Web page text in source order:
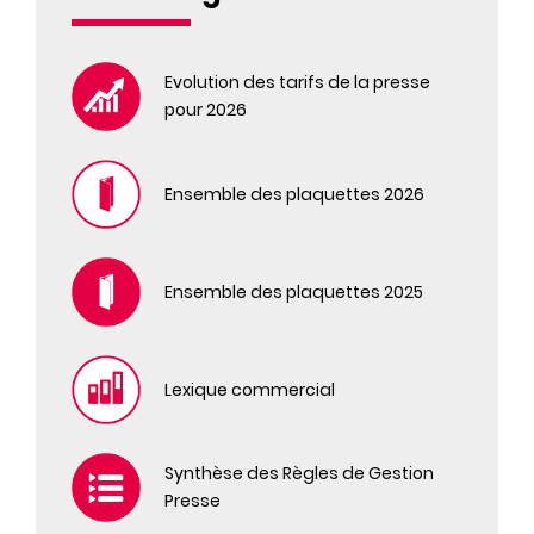
GUEULETON
ICON
ICON NEWSPAPER
L'AUTO JOURNAL 4X4 EVASION
L'AUTO-JOURNAL
L'AUTO-JOURNAL LE GUIDE
LA REVUE NATIONALE DE LA CHASSE
LE CHASSEUR FRANCAIS HORS SERIE
LE JOURNAL DE LA MAISON
LES CAHIERS DE SCIENCE & VIE
LES VEILLEES DES CHAUMIERES
Evolution des tarifs de la presse
pour 2026
Ensemble des plaquettes 2026
Ensemble des plaquettes 2025
Lexique commercial
Synthèse des Règles de Gestion
Presse